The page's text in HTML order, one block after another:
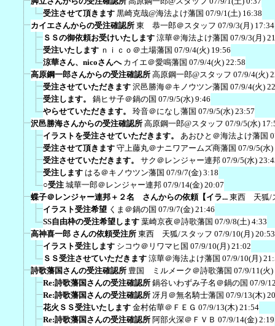
受注させて頂きます 黒崎克哉@海法よけ藩国 07/9/1(土) 16:38
カイエさんからの受注確認所 東 恭一郎＠スタッフ 07/9/3(月) 17:34
ＳＳの御依頼お受けいたします 涼華＠海法よけ藩国 07/9/3(月)
受注いたします ｎｉｃｏ＠土場藩国 07/9/4(火) 19:56
涼華さん、nicoさんへ カイエ＠愛鳴藩国 07/9/4(火) 22:58
高原鋼一郎さんからの受注確認所 高原鋼一郎@スタッフ 07/9/4(火)
受注させていただきます 沢邑勝海＠キノウツン藩国 07/9/4(火)
受注します。
鍋ヒサ子＠鍋の国 07/9/5(水) 9:46
やらせていただきます。
玲音＠になし藩国 07/9/5(水) 23:57
沢邑勝海さんからの受注確認所 高原鋼一郎@スタッフ 07/9/5(水)
イラストを受注させていただきます。
あおひと＠海法よけ藩国
受注させて頂きます 守上藤丸＠ナニワアームズ商藩国 07/9/5(水)
受注させていただきます。
サク＠レンジャー連邦 07/9/5(水)
受注します はる＠キノウツン藩国 07/9/7(金) 3:18
○受注 城華一郎＠レンジャー連邦 07/9/14(金) 20:07
蝶子＠レンジャー連邦＋２名 さんからの依頼【イラ... 東西 天狐/
イラスト受注希望 くま＠鍋の国 07/9/7(金) 21:46
SS自由枠の受注希望します 葉崎京夜＠詩歌藩国 07/9/8(土) 4:33
高神喜一郎 さんの依頼受注所 東西 天狐/スタッフ 07/9/10(月) 20:53
イラスト受注します シコウ＠リワマヒ国 07/9/10(月) 21:02
ＳＳ受注させていただきます 涼華＠海法よけ藩国 07/9/10(月)
詩歌藩国さんの受注確認所 豊国 ミルメーク＠詩歌藩国 07/9/11(火)
Re:詩歌藩国さんの受注確認所 鍋谷いわずみ子名＠鍋の国 07/9/
Re:詩歌藩国さんの受注確認所 冴月＠無名騎士藩国 07/9/13(木)
花火ＳＳ受注いたします 金村佑華＠ＦＥＧ 07/9/13(木) 21:54
Re:詩歌藩国さんの受注確認所 阿部火深＠ＦＶＢ 07/9/14(金) 2:19